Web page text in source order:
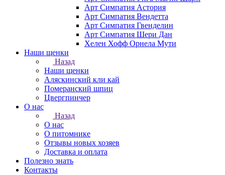
Арт Симпатия Астория
Арт Симпатия Вендетта
Арт Симпатия Гвенделин
Арт Симпатия Шери Дан
Хелен Хофф Орнела Мути
Наши щенки
Назад
Наши щенки
Аляскинский кли кай
Померанский шпиц
Цвергпинчер
О нас
Назад
О нас
О питомнике
Отзывы новых хозяев
Доставка и оплата
Полезно знать
Контакты